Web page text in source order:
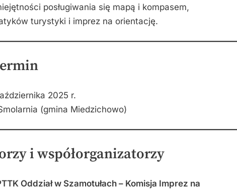
posługiwania się mapą i kompasem,
turystyki i imprez na orientację.
2025 r.
(gmina Miedzichowo)
i współorganizatorzy
Oddział w Szamotułach – Komisja Imprez na